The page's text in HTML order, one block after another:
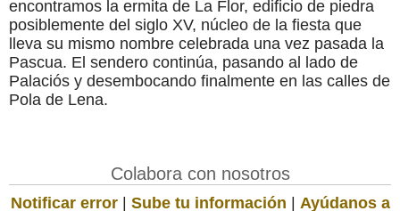
encontramos la ermita de La Flor, edificio de piedra
posiblemente del siglo XV, núcleo de la fiesta que
lleva su mismo nombre celebrada una vez pasada la
Pascua. El sendero continúa, pasando al lado de
Palaciós y desembocando finalmente en las calles de
Pola de Lena.
Colabora con nosotros
Notificar error| Sube tu información | Ayúdanos a